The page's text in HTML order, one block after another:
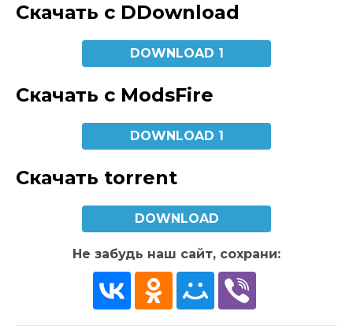
Скачать с DDownload
DOWNLOAD 1
Скачать с ModsFire
DOWNLOAD 1
Скачать torrent
DOWNLOAD
Не забудь наш сайт, сохрани: